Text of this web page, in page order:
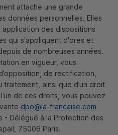
attache une grande
données personnelles. Elles
des dispositions
qui s'appliquent d'ores et
de nombreuses années.
en vigueur, vous
de rectification,
traitement, ainsi que d’un droit
de ces droits, vous pouvez
dpo@la-francaise.com
- Délégué à la Protection des
75006 Paris.